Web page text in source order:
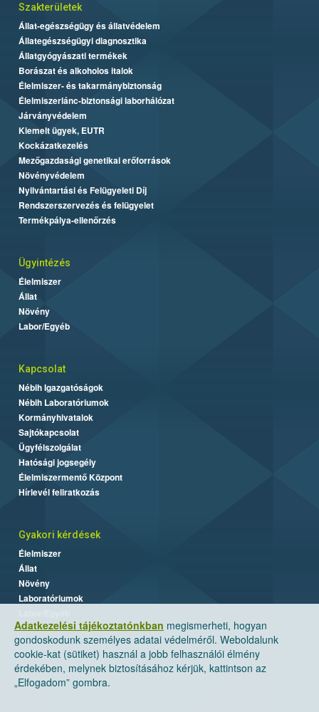
Adatkezelési tájékoztatónkban megismerheti, hogyan
gondoskodunk személyes adatai védelméről. Weboldalunk
cookie-kat (sütiket) használ a jobb felhasználói élmény
érdekében, melynek biztosításához kérjük, kattintson az
„Elfogadom” gombra.
Szakterületek
Állat-egészségügy és állatvédelem
Állategészségügyi diagnosztika
Állatgyógyászati termékek
Borászat és alkoholos italok
Élelmiszer- és takarmánybiztonság
Élelmiszerlánc-biztonsági laborhálózat
Járványvédelem
Kiemelt ügyek, EUTR
Kockázatkezelés
Mezőgazdasági genetikai erőforrások
Növényvédelem
Nyilvántartási és Felügyeleti Díj
Rendszerszervezés és felügyelet
Termékpálya-ellenőrzés
Ügyintézés
Élelmiszer
Állat
Növény
Labor/Egyéb
Kapcsolat
Nébih Igazgatóságok
Nébih Laboratóriumok
Kormányhivatalok
Sajtókapcsolat
Ügyfélszolgálat
Hatósági jogsegély
Élelmiszermentő Központ
Hírlevél feliratkozás
Gyakori kérdések
Élelmiszer
Állat
Növény
Laboratóriumok